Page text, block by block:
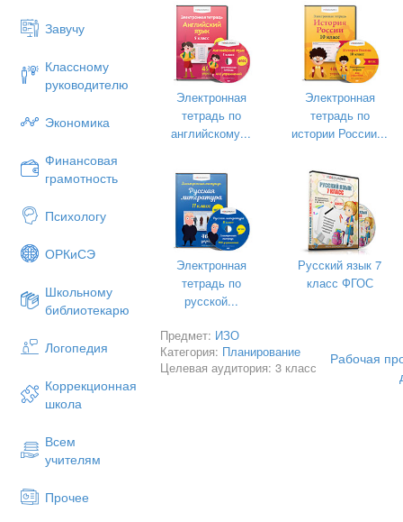
Завучу
Классному
руководителю
Экономика
Финансовая
грамотность
Психологу
ОРКиСЭ
Школьному
библиотекарю
Логопедия
Коррекционная
школа
Всем
учителям
Прочее
Занятия по изобразительному
Электронная
тетрадь по
английскому...
Электронная
тетрадь по
истории России...
Электронная
тетрадь по
русской...
Русский язык 7
класс ФГОС
Предмет: ИЗО
Категория: Планирование
Целевая аудитория: 3 класс
Рабочая